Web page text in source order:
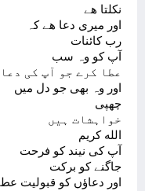
نکلتا ھے
اور میری دعا ھے کہ
رب کائنات
آپ کو وہ سب
عطا کرے جو آپ کی
اور وہ بھی جو دل میں
چھپی
خواہشات ہیں
الله کریم
آپ کی نیند کو فرحت
جاگنے کو برکت
اور دعاؤں کو قبولیت